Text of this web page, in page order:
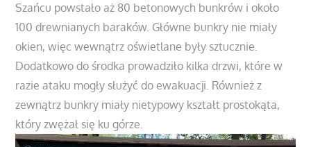
Szańcu powstało aż 80 betonowych bunkrów i około
100 drewnianych baraków. Główne bunkry nie miały
okien, więc wewnątrz oświetlane były sztucznie.
Dodatkowo do środka prowadziło kilka drzwi, które w
razie ataku mogły służyć do ewakuacji. Również z
zewnątrz bunkry miały nietypowy kształt prostokąta,
który zwężał się ku górze.